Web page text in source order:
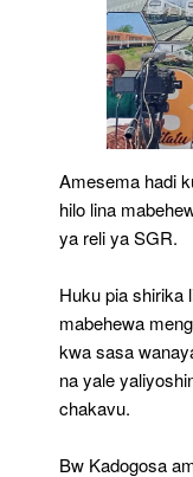
Amesema hadi
hilo lina
ya reli ya SGR.
Huku pia shirika
mabehewa
kwa sasa
na yale
chakavu.
Bw Kadogosa